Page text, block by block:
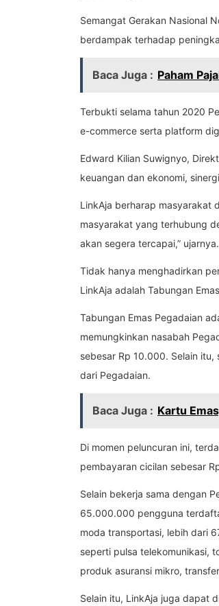
Semangat Gerakan Nasional
berdampak terhadap
Baca Juga : Paham
Terbukti selama tahun 2020
e-commerce serta platform
Edward Kilian Suwignyo,
keuangan dan ekonomi,
LinkAja berharap masyarakat
masyarakat yang terhubung
akan segera tercapai,” ujarnya.
Tidak hanya menghadirkan
LinkAja adalah Tabungan
Tabungan Emas Pegadaian
memungkinkan nasabah
sebesar Rp 10.000. Selain
dari Pegadaian.
Baca Juga : Kartu
Di momen peluncuran ini,
pembayaran cicilan sebesar
Selain bekerja sama dengan
65.000.000 pengguna
moda transportasi, lebih dari
seperti pulsa telekomunikasi,
produk asuransi mikro,
Selain itu, LinkAja juga dapat